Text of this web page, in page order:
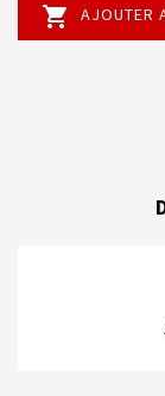
 AJOUTER